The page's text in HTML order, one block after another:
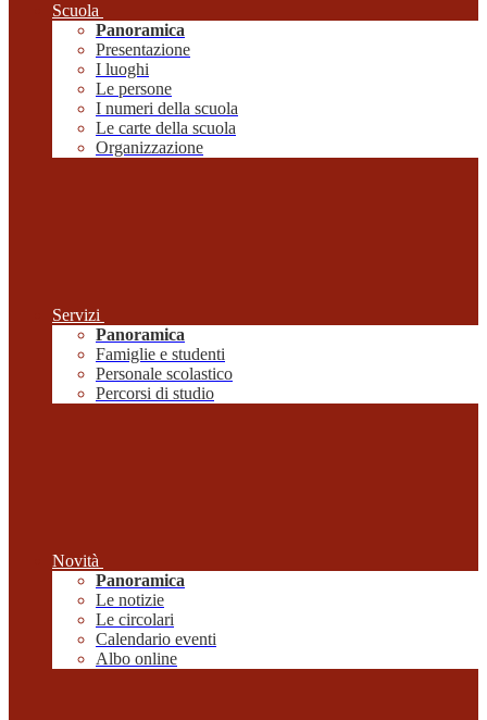
Scuola
Panoramica
Presentazione
I luoghi
Le persone
I numeri della scuola
Le carte della scuola
Organizzazione
Servizi
Panoramica
Famiglie e studenti
Personale scolastico
Percorsi di studio
Novità
Panoramica
Le notizie
Le circolari
Calendario eventi
Albo online